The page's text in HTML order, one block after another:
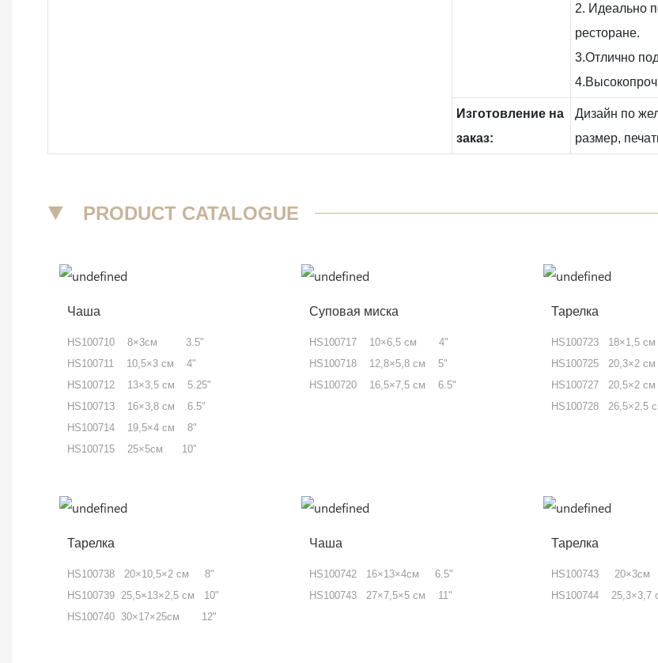
2. Идеально
ресторане.
3.Отлично
Изготовление на
заказ:
Дизайн по
размер,
▼ PRODUCT CATALOGUE
Чаша
HS100710 8×3см 3.5"
HS100711 10,5×3 см 4"
HS100712 13×3,5 см 5.25"
HS100713 16×3,8 см 6.5"
HS100714 19,5×4 см 8"
HS100715 25×5см 10"
Суповая миска
HS100717 10×6,5 см 4"
HS100718 12,8×5,8 см 5"
HS100720 16,5×7,5 см 6.5"
Тарелка
HS100723 18×1,5
HS100725 20,3×2
HS100727 20,5×2
HS100728 26,5×2,5
Тарелка
HS100738 20×10,5×2 см 8"
HS100739 25,5×13×2,5 см 10"
HS100740 30×17×25см 12"
Чаша
HS100742 16×13×4см 6.5"
HS100743 27×7,5×5 см 11"
Тарелка
HS100743
HS100744 25,3×3,7